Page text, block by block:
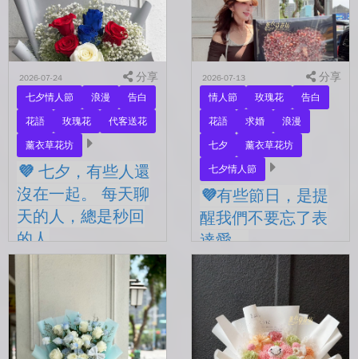
2026-07-24 分享
七夕情人節 浪漫
告白
花語
玫瑰花
代客送花
薰衣草花坊
💜 七夕，有些人還
沒在一起。 每天聊
天的人，總是秒回
的人
💜 七夕，有些人還沒在一
起。 每天聊天的人，總是
秒回的人， 會記得你愛喝什
麼、喜歡什麼的人。 你們
沒有說過喜歡，卻早已習慣
彼此存在。 七夕快到...
2026-07-13 分享
情人節 玫瑰花
告白
花語
求婚
浪漫
七夕
薰衣草花坊
七夕情人節
💜有些節日，是提
醒我們不要忘了表
達愛。
💜有些節日，是提醒我們不
要忘了表達愛。 平常的日
子，總是忙著工作、忙著生
活。 那些想說的謝謝、想
說的辛苦了、想說的我愛
你。 常常就這樣，留到了